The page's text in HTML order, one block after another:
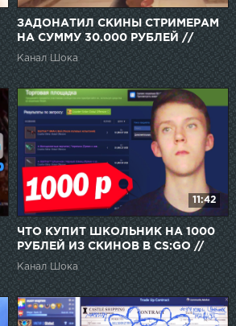
ЗАДОНАТИЛ СКИНЫ СТРИМЕРАМ
НА СУММУ 30.000 РУБЛЕЙ //
ДОНАТ СТРИМЕРАМ СКИНАМИ ИЗ
CS:GO
Канал Шока
11:42
ЧТО КУПИТ ШКОЛЬНИК НА 1000
РУБЛЕЙ ИЗ СКИНОВ В CS:GO //
БИЧ ЗАКУПКА СКИНОВ (CS:GO)
Канал Шока